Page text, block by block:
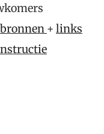
bronnen + links